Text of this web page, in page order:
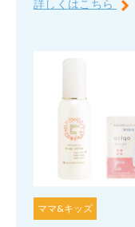
詳しくはこちら
ママ&キッズ